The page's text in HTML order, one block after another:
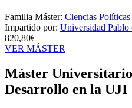
Familia Máster: Ciencias Políticas
Impartido por: Universidad Pablo
820,80€
VER MÁSTER
Máster
Desarrollo en la UJI